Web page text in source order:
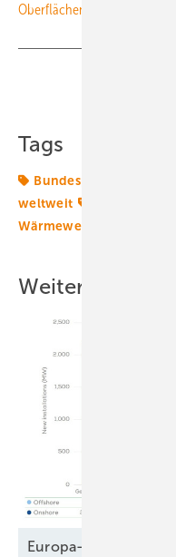
Oberflächennahe Erdwärme
Tags
Bundespolitik
weltweit
Wärmewende
Weitere Inhalte
Europa-